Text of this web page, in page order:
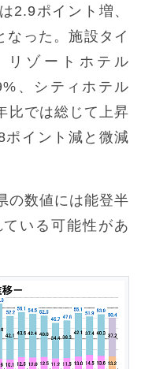
2.9ポイント増、
なった。施設タイ
リゾートホテル
、シティホテル
比では総じて上昇
ポイント減と微減
の数値には能登半
いる可能性があ